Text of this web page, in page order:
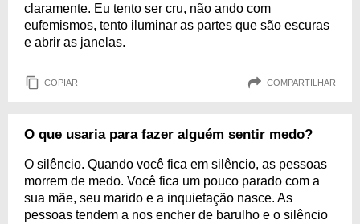
claramente. Eu tento ser cru, não ando com
eufemismos, tento iluminar as partes que são escuras
e abrir as janelas.
COPIAR COMPARTILHAR
O que usaria para fazer alguém sentir medo?
O silêncio. Quando você fica em silêncio, as pessoas
morrem de medo. Você fica um pouco parado com a
sua mãe, seu marido e a inquietação nasce. As
pessoas tendem a nos encher de barulho e o silêncio